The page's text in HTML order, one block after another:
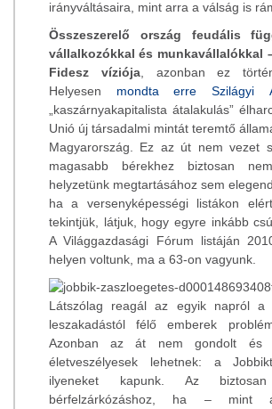
irányváltásaira, mint arra a válság is
Összeszerelő ország feudális
vállalkozókkal és munkavállalókkal
Fidesz víziója, azonban ez
Helyesen mondta erre Szilágyi
„kaszárnyakapitalista átalakulás”
Unió új társadalmi mintát teremtő
Magyarország. Ez az út nem vezet
magasabb bérekhez biztosan
helyzetünk megtartásához sem
ha a versenyképességi listákon
tekintjük, látjuk, hogy egyre inkább
A Világgazdasági Fórum listáján
helyen voltunk, ma a 63-on vagyunk.
Látszólag reagál az egyik napról
leszakadástól félő emberek
Azonban az át nem gondolt és
életveszélyesek lehetnek: a
ilyeneket kapunk. Az
bérfelzárkózáshoz, ha –